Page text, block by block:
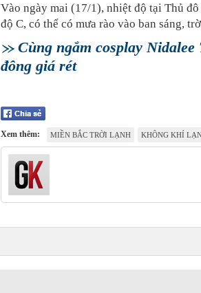
Vào ngày mai (17/1), nhiệt độ tại Thủ
độ C, có thể có mưa rào vào ban sáng,
Cùng ngắm cosplay
đông giá rét
Xem thêm: MIỀN BẮC TRỜI LẠNH KHÔNG KHÍ